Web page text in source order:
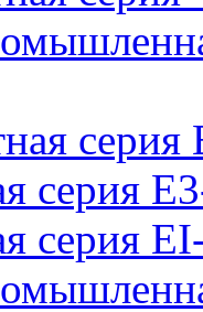
серия
серия
серия